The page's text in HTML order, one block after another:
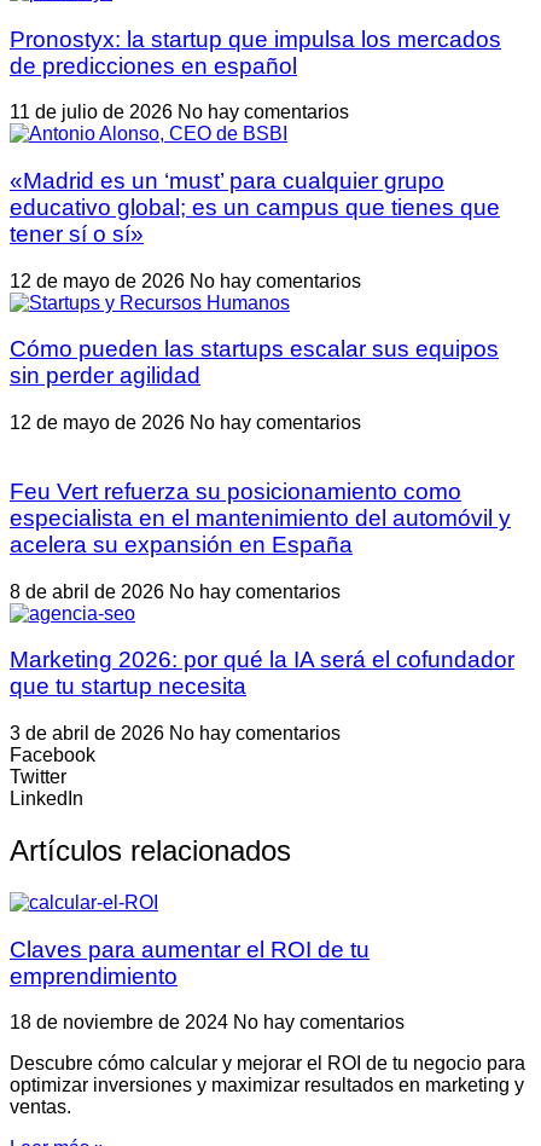
Pronostyx: la startup que impulsa los mercados
de predicciones en español
11 de julio de 2026 No hay comentarios
«Madrid es un ‘must’ para cualquier grupo
educativo global; es un campus que tienes que
tener sí o sí»
12 de mayo de 2026 No hay comentarios
Cómo pueden las startups escalar sus equipos
sin perder agilidad
12 de mayo de 2026 No hay comentarios
Feu Vert refuerza su posicionamiento como
especialista en el mantenimiento del automóvil y
acelera su expansión en España
8 de abril de 2026 No hay comentarios
Marketing 2026: por qué la IA será el cofundador
que tu startup necesita
3 de abril de 2026 No hay comentarios
Facebook
Twitter
LinkedIn
Artículos relacionados
Claves para aumentar el ROI de tu
emprendimiento
18 de noviembre de 2024 No hay comentarios
Descubre cómo calcular y mejorar el ROI de tu negocio para
optimizar inversiones y maximizar resultados en marketing y
ventas.